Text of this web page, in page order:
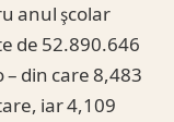
anul şcolar
de 52.890.646
din care 8,483
iar 4,109